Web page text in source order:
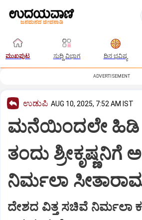
ಮುಖಪುಟ ಸುದ್ದಿ ವಿಭಾಗ ದಿನ ಭವಿಷ್ಯ
ADVERTISEMENT
ಉಡುಪಿ AUG 10, 2025, 7:52 AM IST
ಮನೆಯಿಂದಲೇ ಹಿಡಿ
ತಂದು ಶ್ರೀಕೃಷ್ಣನಿಗೆ
ನಿರ್ಮಲಾ
ದೇಶದ ವಿತ್ತ ಸಚಿವೆ ನಿರ್ಮಲಾ